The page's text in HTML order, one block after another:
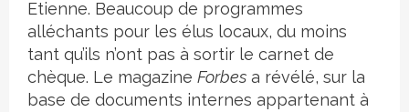
Etienne. Beaucoup de programmes
alléchants pour les élus locaux, du moins
tant qu’ils n’ont pas à sortir le carnet de
chèque. Le magazine Forbes a révélé, sur la
base de documents internes appartenant à